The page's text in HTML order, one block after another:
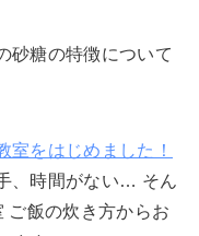
砂糖の特徴について
室をはじめました！
、時間がない… そん
ご飯の炊き方からお